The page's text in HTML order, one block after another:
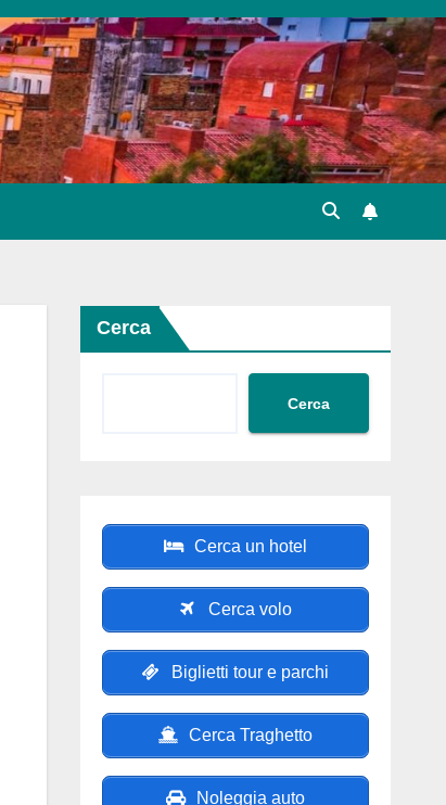
Cerca
Cerca
Cerca un hotel
Cerca volo
Biglietti tour e parchi
Cerca Traghetto
Noleggia auto